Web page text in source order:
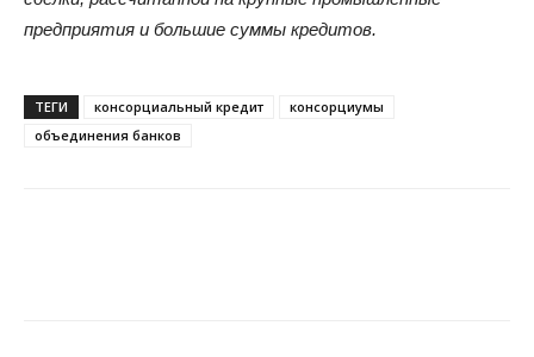
предприятия и большие суммы кредитов.
ТЕГИ консорциальный кредит
консорциумы
объединения банков